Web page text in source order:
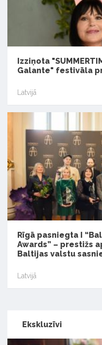
Izziņota
Galante" festivāla
Latvijā
Rīgā pasniegta I
Awards” – prestižs
Baltijas valstu
Latvijā
Ekskluzīvi